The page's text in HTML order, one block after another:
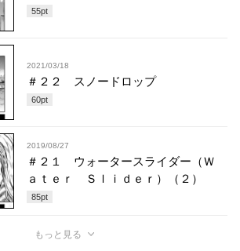
55pt
2021/03/18
＃２２ スノードロップ
60pt
2019/08/27
＃２１ ウォータースライダー（Ｗ
ａｔｅｒ Ｓｌｉｄｅｒ）（２）
85pt
もっと見る